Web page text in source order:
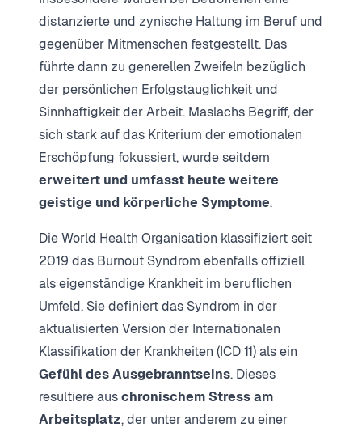
distanzierte und zynische Haltung im Beruf und
gegenüber Mitmenschen festgestellt. Das
führte dann zu generellen Zweifeln bezüglich
der persönlichen Erfolgstauglichkeit und
Sinnhaftigkeit der Arbeit. Maslachs Begriff, der
sich stark auf das Kriterium der emotionalen
Erschöpfung fokussiert, wurde seitdem
erweitert und umfasst heute weitere
geistige und körperliche Symptome.
Die World Health Organisation klassifiziert seit
2019 das Burnout Syndrom ebenfalls offiziell
als eigenständige Krankheit im beruflichen
Umfeld. Sie definiert das Syndrom in der
aktualisierten Version der Internationalen
Klassifikation der Krankheiten (ICD 11) als ein
Gefühl des Ausgebranntseins. Dieses
resultiere auschronischem Stress am
Arbeitsplatz, der unter anderem zu einer